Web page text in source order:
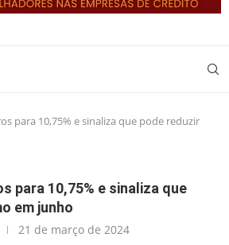
para 10,75% e sinaliza que pode reduzir
para 10,75% e sinaliza que
em junho
21 de março de 2024